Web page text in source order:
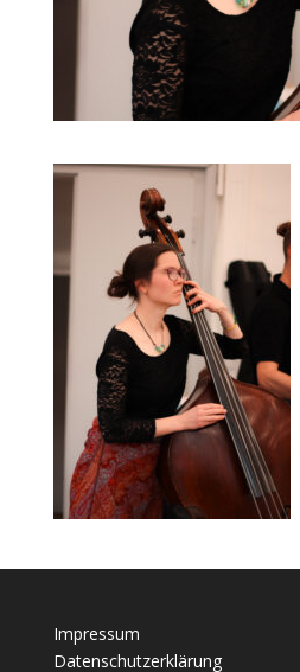
Impressum
Datenschutzerklärung